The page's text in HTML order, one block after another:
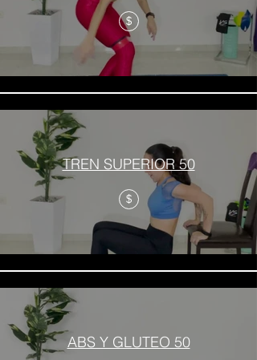
$
TREN SUPERIOR 50
$
ABS Y GLUTEO 50